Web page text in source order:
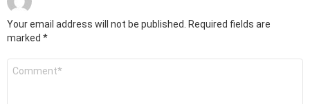
Your email address will not be published.
Required fields are
marked *